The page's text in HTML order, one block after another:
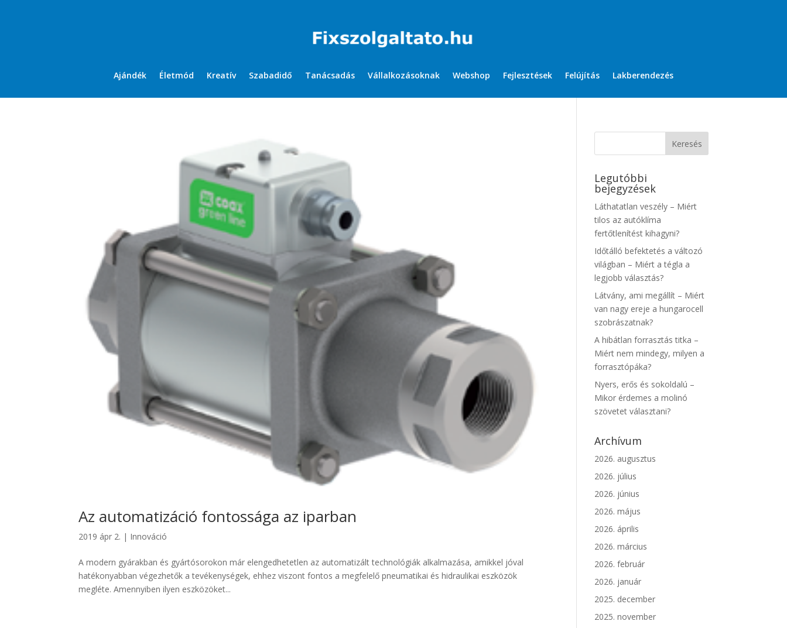
Ajándék Életmód Kreatív Szabadidő Tanácsadás Vállalkozásoknak Webshop Fejlesztések Felújítás Lakberendezés
Az automatizáció fontossága az iparban
2019 ápr 2. | Innováció
A modern gyárakban és gyártósorokon már elengedhetetlen az automatizált technológiák alkalmazása, amikkel jóval
hatékonyabban végezhetők a tevékenységek, ehhez viszont fontos a megfelelő pneumatikai és hidraulikai eszközök
megléte. Amennyiben ilyen eszközöket...
Legutóbbi
bejegyzések
Láthatatlan veszély – Miért
tilos az autóklíma
fertőtlenítést kihagyni?
Időtálló befektetés a változó
világban – Miért a tégla a
legjobb választás?
Látvány, ami megállít – Miért
van nagy ereje a hungarocell
szobrászatnak?
A hibátlan forrasztás titka –
Miért nem mindegy, milyen a
forrasztópáka?
Nyers, erős és sokoldalú –
Mikor érdemes a molinó
szövetet választani?
Archívum
2026. augusztus
2026. július
2026. június
2026. május
2026. április
2026. március
2026. február
2026. január
2025. december
2025. november